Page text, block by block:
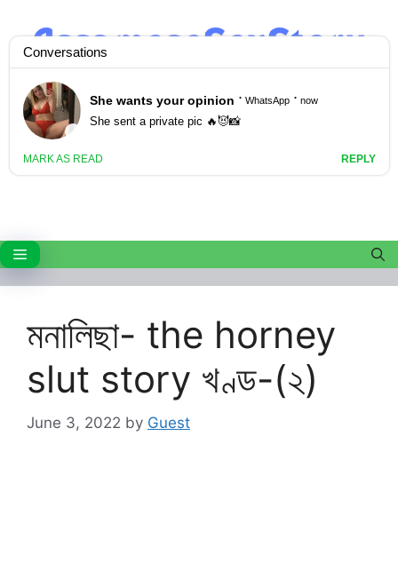
content
Menu
মনালিছা- the horney
slut story খণ্ড-(২)
June 3, 2022 by Guest